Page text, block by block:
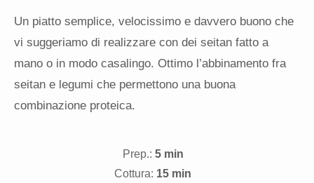
Un piatto semplice, velocissimo e davvero buono che
vi suggeriamo di realizzare con dei seitan fatto a
mano o in modo casalingo. Ottimo l’abbinamento fra
seitan e legumi che permettono una buona
combinazione proteica.
Prep.: 5 min
Cottura: 15 min